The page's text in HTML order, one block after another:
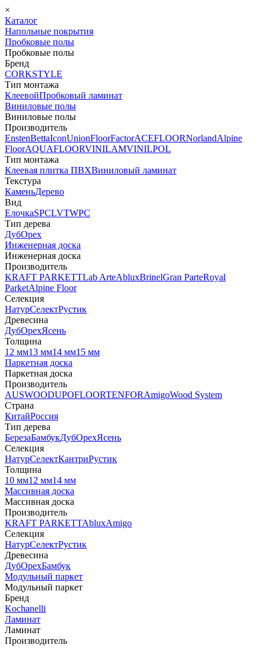
×
Каталог
Напольные покрытия
Пробковые полы
Пробковые полы
Бренд
CORKSTYLE
Тип монтажа
КлеевойПробковый ламинат
Виниловые полы
Виниловые полы
Производитель
EnstenBettaIconUnionFloorFactorACEFLOORNorlandAlpine
FloorAQUAFLOORVINILAMVINILPOL
Тип монтажа
Клеевая плитка ПВХВиниловый ламинат
Текстура
КаменьДерево
Вид
ЕлочкаSPCLVTWPC
Тип дерева
ДубОрех
Инженерная доска
Инженерная доска
Производитель
KRAFT PARKETTLab ArteAbluxBrinelGran ParteRoyal
ParketAlpine Floor
Селекция
НатурСелектРустик
Древесина
ДубОрехЯсень
Толщина
12 мм13 мм14 мм15 мм
Паркетная доска
Паркетная доска
Производитель
AUSWOODUPOFLOORTENFORAmigoWood System
Страна
КитайРоссия
Тип дерева
БерезаБамбукДубОрехЯсень
Селекция
НатурСелектКантриРустик
Толщина
10 мм12 мм14 мм
Массивная доска
Массивная доска
Производитель
KRAFT PARKETTAbluxAmigo
Селекция
НатурСелектРустик
Древесина
ДубОрехБамбук
Модульный паркет
Модульный паркет
Бренд
Kochanelli
Ламинат
Ламинат
Производитель